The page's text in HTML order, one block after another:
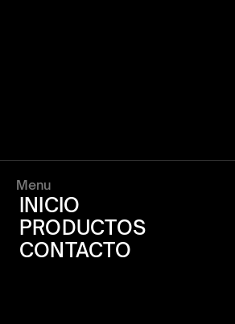
Menu
INICIO
PRODUCTOS
CONTACTO